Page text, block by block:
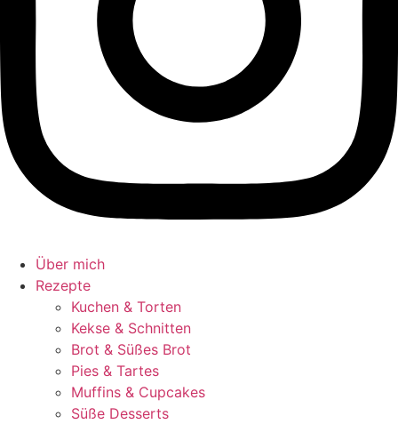
Über mich
Rezepte
Kuchen & Torten
Kekse & Schnitten
Brot & Süßes Brot
Pies & Tartes
Muffins & Cupcakes
Süße Desserts